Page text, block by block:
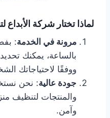
لماذا تختار شركة
مرونة في الخدمة:
بالساعة، يمكنك
ووفقًا لاحتياجاتك
جودة عالية: نحن
والمنتجات لتنظيف
وآمن.